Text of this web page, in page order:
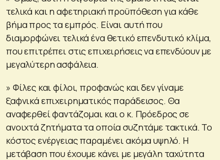
τελικά και η αφετηριακή προϋπόθεση για κάθε
βήμα προς τα εμπρός. Είναι αυτή που
διαμορφώνει τελικά ένα θετικό επενδυτικό κλίμα,
που επιτρέπει στις επιχειρήσεις να επενδύουν με
μεγαλύτερη ασφάλεια.
» Φίλες και φίλοι, προφανώς και δεν γίναμε
ξαφνικά επιχειρηματικός παράδεισος. Θα
αναφερθεί φαντάζομαι και ο κ. Πρόεδρος σε
ανοιχτά ζητήματα τα οποία συζητάμε τακτικά. Το
κόστος ενέργειας παραμένει ακόμα υψηλό. Η
μετάβαση που έχουμε κάνει με μεγάλη ταχύτητα